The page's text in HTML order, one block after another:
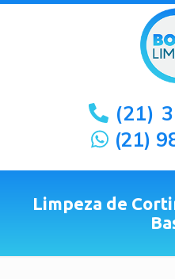
(21)
(21)
Limpeza de